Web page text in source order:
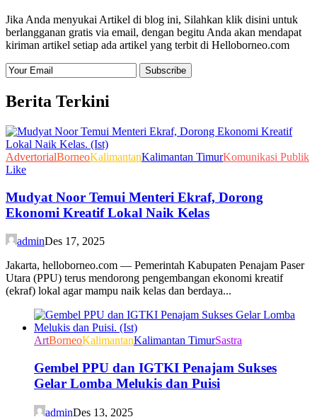
Jika Anda menyukai Artikel di blog ini, Silahkan klik disini untuk
berlangganan gratis via email, dengan begitu Anda akan mendapat
kiriman artikel setiap ada artikel yang terbit di Helloborneo.com
Berita Terkini
AdvertorialBorneoKalimantanKalimantan TimurKomunikasi Publik
Like
Mudyat Noor Temui Menteri Ekraf, Dorong
Ekonomi Kreatif Lokal Naik Kelas
adminDes 17, 2025
Jakarta, helloborneo.com — Pemerintah Kabupaten Penajam Paser
Utara (PPU) terus mendorong pengembangan ekonomi kreatif
(ekraf) lokal agar mampu naik kelas dan berdaya...
ArtBorneoKalimantanKalimantan TimurSastra
Gembel PPU dan IGTKI Penajam Sukses
Gelar Lomba Melukis dan Puisi
adminDes 13, 2025